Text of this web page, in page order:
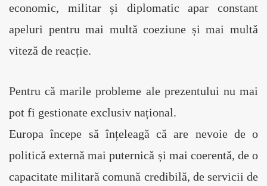
economic, militar și diplomatic apar constant
apeluri pentru mai multă coeziune și mai multă
viteză de reacție.
Pentru că marile probleme ale prezentului nu mai
pot fi gestionate exclusiv național.
Europa începe să înțeleagă că are nevoie de o
politică externă mai puternică și mai coerentă, de o
capacitate militară comună credibilă, de servicii de